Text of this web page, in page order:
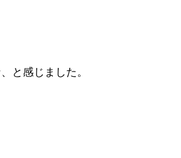
と感じました。